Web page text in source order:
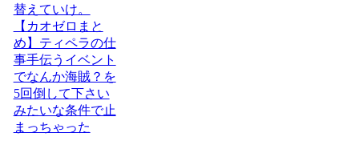
替えていけ。
【カオゼロまと
め】ティペラの仕
事手伝うイベント
でなんか海賊？を
5回倒して下さい
みたいな条件で止
まっちゃった